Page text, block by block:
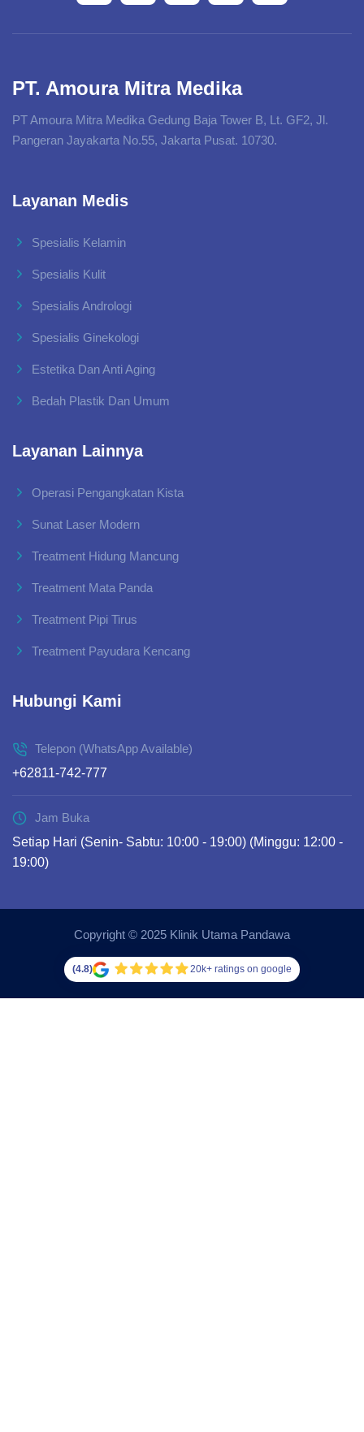
PT. Amoura Mitra Medika
PT Amoura Mitra Medika Gedung Baja Tower B, Lt. GF2, Jl.
Pangeran Jayakarta No.55, Jakarta Pusat. 10730.
Layanan Medis
Spesialis Kelamin
Spesialis Kulit
Spesialis Andrologi
Spesialis Ginekologi
Estetika Dan Anti Aging
Bedah Plastik Dan Umum
Layanan Lainnya
Operasi Pengangkatan Kista
Sunat Laser Modern
Treatment Hidung Mancung
Treatment Mata Panda
Treatment Pipi Tirus
Treatment Payudara Kencang
Hubungi Kami
Telepon (WhatsApp Available)
+62811-742-777
Jam Buka
Setiap Hari (Senin- Sabtu: 10:00 - 19:00) (Minggu: 12:00 -
19:00)
Copyright © 2025 Klinik Utama Pandawa
(4.8) 20k+ ratings on google